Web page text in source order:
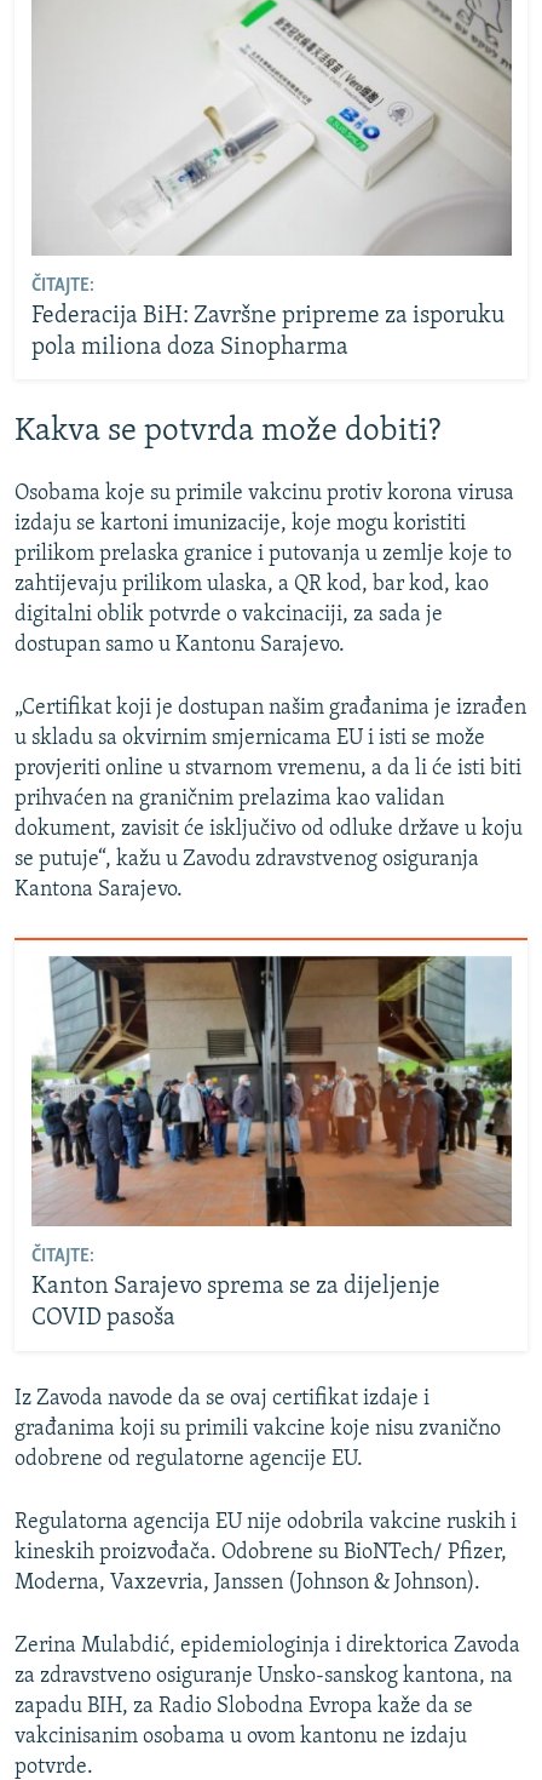
ČITAJTE:
Federacija BiH: Završne pripreme za isporuku
pola miliona doza Sinopharma
Kakva se potvrda može dobiti?
Osobama koje su primile vakcinu protiv korona virusa
izdaju se kartoni imunizacije, koje mogu koristiti
prilikom prelaska granice i putovanja u zemlje koje to
zahtijevaju prilikom ulaska, a QR kod, bar kod, kao
digitalni oblik potvrde o vakcinaciji, za sada je
dostupan samo u Kantonu Sarajevo.
„Certifikat koji je dostupan našim građanima je izrađen
u skladu sa okvirnim smjernicama EU i isti se može
provjeriti online u stvarnom vremenu, a da li će isti biti
prihvaćen na graničnim prelazima kao validan
dokument, zavisit će isključivo od odluke države u koju
se putuje“, kažu u Zavodu zdravstvenog osiguranja
Kantona Sarajevo.
ČITAJTE:
Kanton Sarajevo sprema se za dijeljenje
COVID pasoša
Iz Zavoda navode da se ovaj certifikat izdaje i
građanima koji su primili vakcine koje nisu zvanično
odobrene od regulatorne agencije EU.
Regulatorna agencija EU nije odobrila vakcine ruskih i
kineskih proizvođača. Odobrene su BioNTech/ Pfizer,
Moderna, Vaxzevria, Janssen (Johnson & Johnson).
Zerina Mulabdić, epidemiologinja i direktorica Zavoda
za zdravstveno osiguranje Unsko-sanskog kantona, na
zapadu BIH, za Radio Slobodna Evropa kaže da se
vakcinisanim osobama u ovom kantonu ne izdaju
potvrde.